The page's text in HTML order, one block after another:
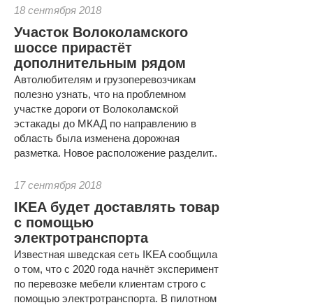
18 сентября 2018
Участок Волоколамского
шоссе прирастёт
дополнительным рядом
Автолюбителям и грузоперевозчикам
полезно узнать, что на проблемном
участке дороги от Волоколамской
эстакады до МКАД по направлению в
область была изменена дорожная
разметка. Новое расположение разделит..
17 сентября 2018
IKEA будет доставлять товар
c помощью
электротранспорта
Известная шведская сеть IKEA сообщила
о том, что с 2020 года начнёт эксперимент
по перевозке мебели клиентам строго с
помощью электротранспорта. В пилотном